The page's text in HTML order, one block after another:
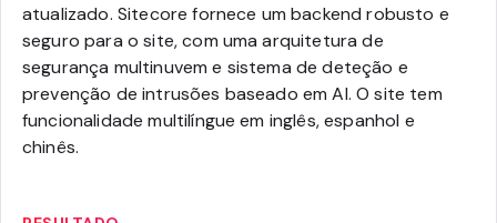
atualizado. Sitecore fornece um backend robusto e
seguro para o site, com uma arquitetura de
segurança multinuvem e sistema de deteção e
prevenção de intrusões baseado em AI. O site tem
funcionalidade multilíngue em inglês, espanhol e
chinês.